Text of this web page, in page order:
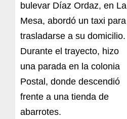
bulevar Díaz Ordaz, en La
Mesa, abordó un taxi para
trasladarse a su domicilio.
Durante el trayecto, hizo
una parada en la colonia
Postal, donde descendió
frente a una tienda de
abarrotes.